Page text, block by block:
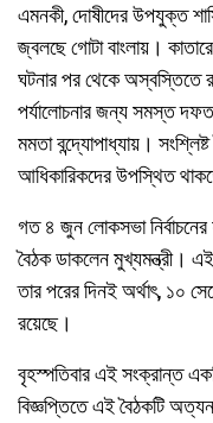
এমনকী, দোষীদের উপযুক্ত
জ্বলছে গোটা বাংলায়।
ঘটনার পর থেকে অস্বস্তিতে
পর্যালোচনার জন্য সমস্ত
মমতা বন্দ্যোপাধ্যায়।
আধিকারিকদের উপস্থিত
গত ৪ জুন লোকসভা
বৈঠক ডাকলেন মুখ্যমন্ত্রী।
তার পরের দিনই অর্থাৎ, ১০
রয়েছে।
বৃহস্পতিবার এই সংক্রান্ত
বিজ্ঞপ্তিতে এই বৈঠকটি